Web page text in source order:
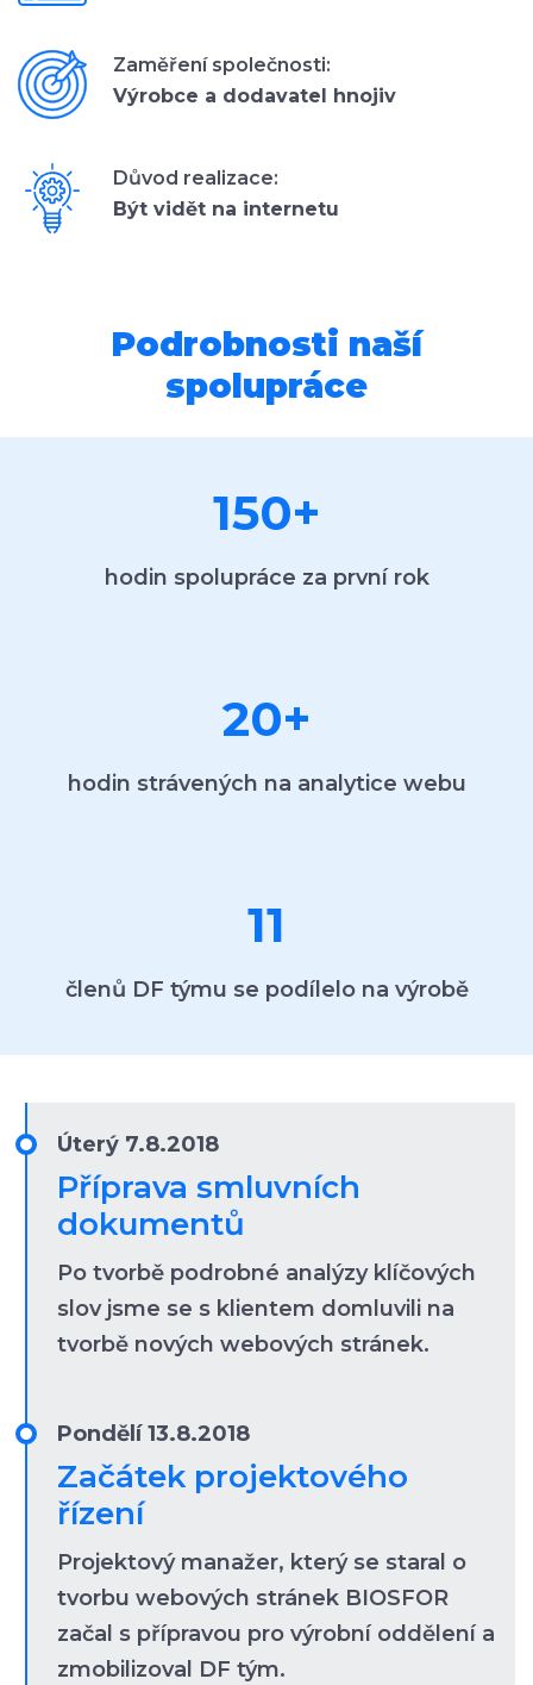
Zaměření společnosti:
Výrobce a dodavatel hnojiv
Důvod realizace:
Být vidět na internetu
Podrobnosti naší
spolupráce
150+
hodin spolupráce za první rok
20+
hodin strávených na analytice webu
11
členů DF týmu se podílelo na výrobě
Úterý 7.8.2018
Příprava smluvních
dokumentů
Po tvorbě podrobné analýzy klíčových
slov jsme se s klientem domluvili na
tvorbě nových webových stránek.
Pondělí 13.8.2018
Začátek projektového
řízení
Projektový manažer, který se staral o
tvorbu webových stránek BIOSFOR
začal s přípravou pro výrobní oddělení a
zmobilizoval DF tým.